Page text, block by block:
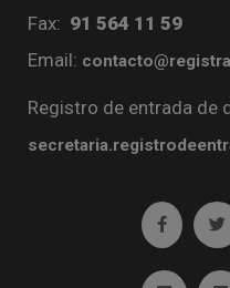
Fax: 91 564 11 59
Email:
Registro de entrada de
Ir a